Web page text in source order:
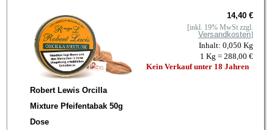
Robert Lewis Orcilla
Mixture Pfeifentabak 50g
Dose
14,40 €
[inkl. 19% MwSt zzgl.
Versandkosten]
Inhalt: 0,050 Kg
1 Kg = 288,00 €
Kein Verkauf unter 18 Jahren